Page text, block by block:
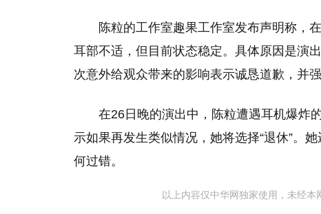
陈粒的工作室趣果工作室发布声明称，
耳部不适，但目前状态稳定。具体原因是演
次意外给观众带来的影响表示诚恳道歉，并
在26日晚的演出中，陈粒遭遇耳机爆炸
示如果再发生类似情况，她将选择“退休”。
何过错。
以上内容仅中华网独家使用，未经本